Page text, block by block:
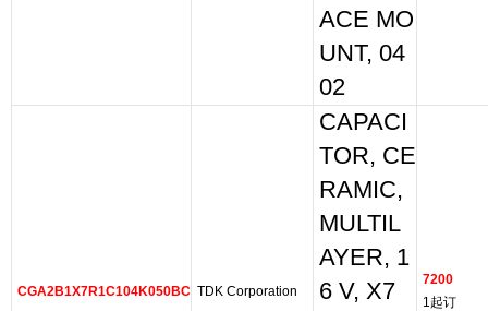
ACE MO
UNT, 04
02
CGA2B1X7R1C104K050BC TDK Corporation
CAPACI
TOR, CE
RAMIC,
MULTIL
AYER, 1
6 V, X7
7200
1起订